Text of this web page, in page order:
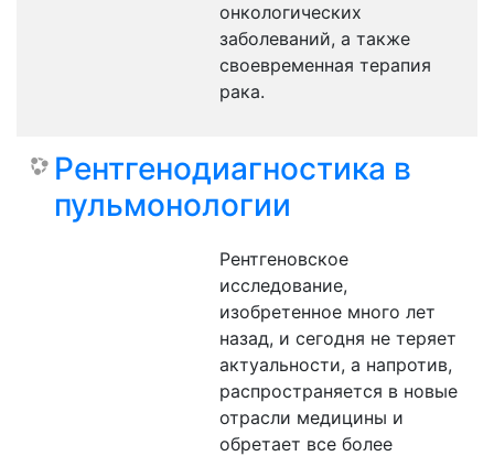
онкологических
заболеваний, а также
своевременная терапия
рака.
Рентгенодиагностика в
пульмонологии
Рентгеновское
исследование,
изобретенное много лет
назад, и сегодня не теряет
актуальности, а напротив,
распространяется в новые
отрасли медицины и
обретает все более